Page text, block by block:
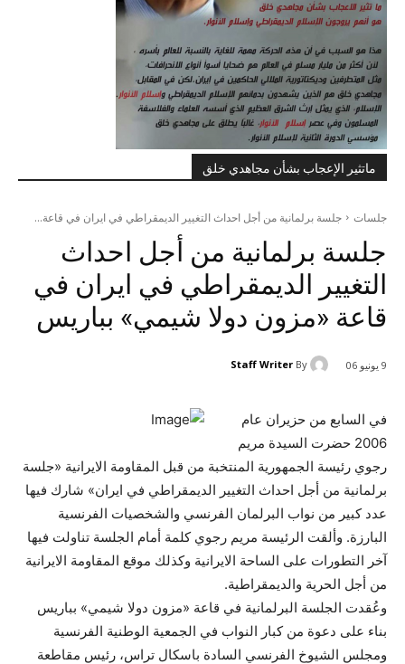
ماتثير الإعجاب بشأن مجاهدي خلق
جلسات جلسة برلمانية من أجل احداث التغيير الديمقراطي في ايران في قاعة...
جلسة برلمانية من أجل احداث
التغيير الديمقراطي في ايران في
قاعة «مزون دولا شيمي» بباريس
9 يونيو 06 By
Staff Writer
في السابع من حزيران عام
2006 حضرت السيدة مريم
رجوي رئيسة الجمهورية المنتخبة من قبل المقاومة الايرانية «جلسة
برلمانية من أجل احداث التغيير الديمقراطي في ايران» شارك فيها
عدد كبير من نواب البرلمان الفرنسي والشخصيات الفرنسية
البارزة. وألقت الرئيسة مريم رجوي كلمة أمام الجلسة تناولت فيها
آخر التطورات على الساحة الايرانية وكذلك موقع المقاومة الايرانية
من أجل الحرية والديمقراطية.
وعُقدت الجلسة البرلمانية في قاعة «مزون دولا شيمي» بباريس
بناء على دعوة من كبار النواب في الجمعية الوطنية الفرنسية
ومجلس الشيوخ الفرنسي السادة باسكال تراس، رئيس مقاطعة